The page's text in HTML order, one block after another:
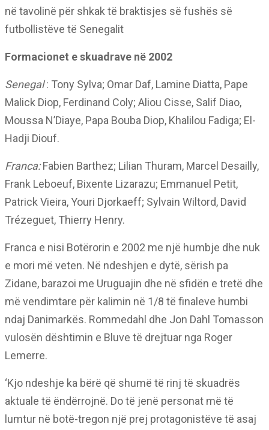
në tavolinë për shkak të braktisjes së fushës së
futbollistëve të Senegalit
Formacionet e skuadrave në 2002
Senegal: Tony Sylva; Omar Daf, Lamine Diatta, Pape
Malick Diop, Ferdinand Coly; Aliou Cisse, Salif Diao,
Moussa N’Diaye, Papa Bouba Diop, Khalilou Fadiga; El-
Hadji Diouf.
Franca:Fabien Barthez; Lilian Thuram, Marcel Desailly,
Frank Leboeuf, Bixente Lizarazu; Emmanuel Petit,
Patrick Vieira, Youri Djorkaeff; Sylvain Wiltord, David
Trézeguet, Thierry Henry.
Franca e nisi Botërorin e 2002 me një humbje dhe nuk
e mori më veten. Në ndeshjen e dytë, sërish pa
Zidane, barazoi me Uruguajin dhe në sfidën e tretë dhe
më vendimtare për kalimin në 1/8 të finaleve humbi
ndaj Danimarkës. Rommedahl dhe Jon Dahl Tomasson
vulosën dështimin e Bluve të drejtuar nga Roger
Lemerre.
‘Kjo ndeshje ka bërë që shumë të rinj të skuadrës
aktuale të ëndërrojnë. Do të jenë personat më të
lumtur në botë-tregon një prej protagonistëve të asaj